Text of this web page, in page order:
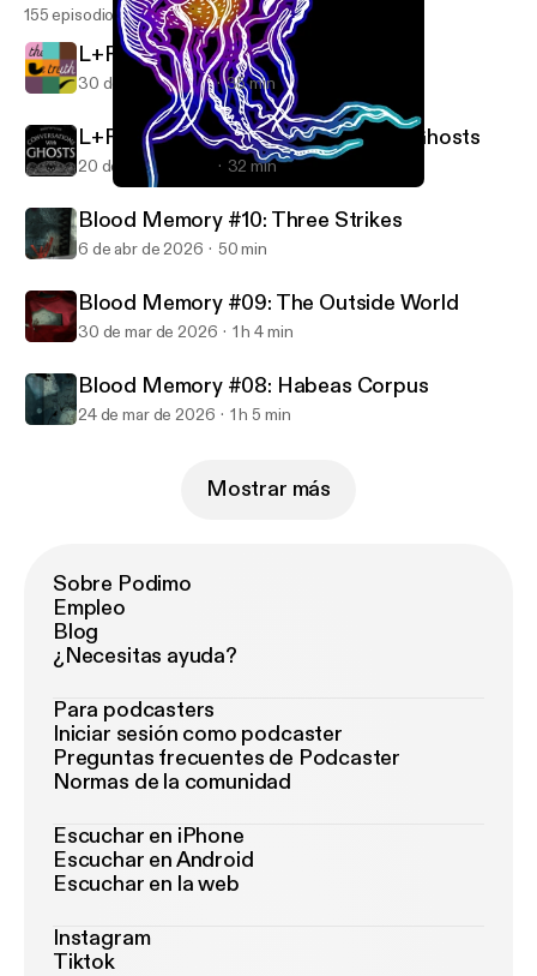
Love and Radio
155 episodios
L+R Presents: The Truth
30 de jun de 2026 35 min
L+R Presents: Conversations with Ghosts
20 de abr de 2026 32 min
Blood Memory #10: Three Strikes
6 de abr de 2026 50 min
Blood Memory #09: The Outside World
30 de mar de 2026 1 h 4 min
Blood Memory #08: Habeas Corpus
24 de mar de 2026 1 h 5 min
Mostrar más
Sobre Podimo
Empleo
Blog
¿Necesitas ayuda?
Para podcasters
Iniciar sesión como podcaster
Preguntas frecuentes de Podcaster
Normas de la comunidad
Escuchar en iPhone
Escuchar en Android
Escuchar en la web
Instagram
Tiktok